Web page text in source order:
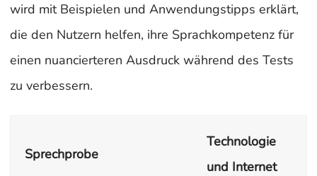
wird mit Beispielen und Anwendungstipps erklärt,
die den Nutzern helfen, ihre Sprachkompetenz für
einen nuancierteren Ausdruck während des Tests
zu verbessern.
Sprechprobe
Technologie
und Internet